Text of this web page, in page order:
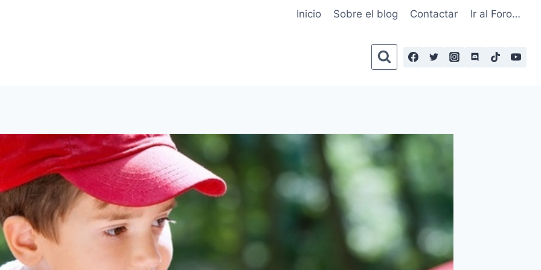
Inicio Sobre el blog Contactar Ir al Foro…